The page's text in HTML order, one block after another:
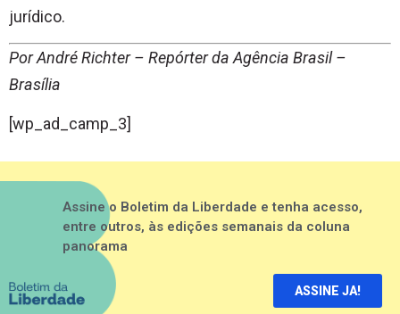
jurídico.
Por André Richter – Repórter da Agência Brasil –
Brasília
[wp_ad_camp_3]
Assine o Boletim da Liberdade e tenha acesso,
entre outros, às edições semanais da coluna
panorama
ASSINE JA!